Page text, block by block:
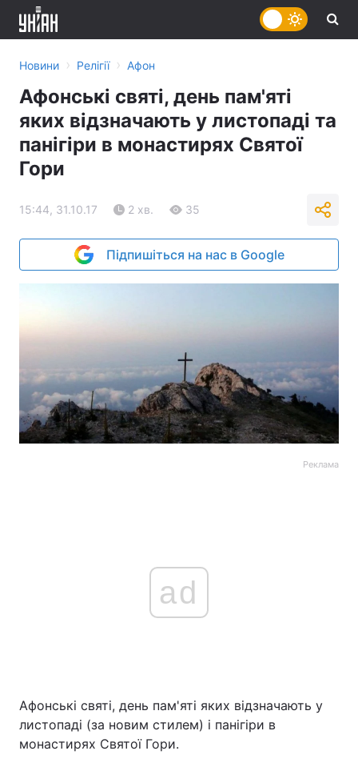
Новини › Релігії › Афон
Афонські святі, день пам'яті
яких відзначають у листопаді та
панігіри в монастирях Святої
Гори
15:44, 31.10.17 2 хв. 35
Підпишіться на нас в Google
Реклама
ad
Афонські святі, день пам'яті яких відзначають у
листопаді (за новим стилем) і панігіри в
монастирях Святої Гори.